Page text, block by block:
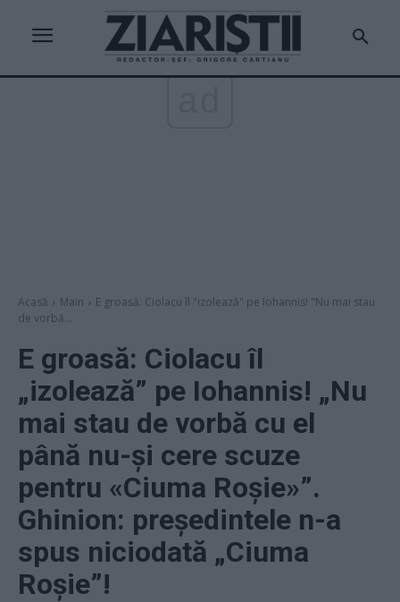
Acasă Main
E groasă: Ciolacu îl "izolează" pe Iohannis! "Nu mai stau
de vorbă...
E groasă: Ciolacu îl
„izolează” pe Iohannis! „Nu
mai stau de vorbă cu el
până nu-și cere scuze
pentru «Ciuma Roșie»”.
Ghinion: președintele n-a
spus niciodată „Ciuma
Roșie”!